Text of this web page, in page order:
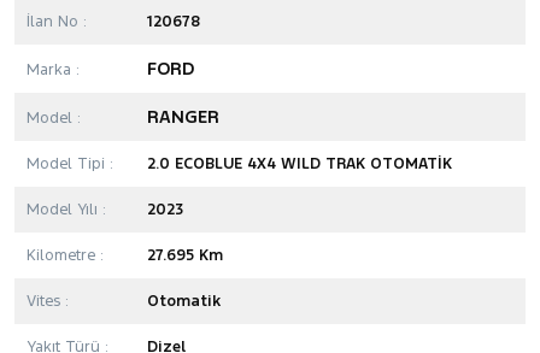
İlan No : 120678
Marka : FORD
Model : RANGER
Model Tipi : 2.0 ECOBLUE 4X4 WILD TRAK OTOMATİK
Model Yılı : 2023
Kilometre : 27.695 Km
Vites : Otomatik
Yakıt Türü : Dizel